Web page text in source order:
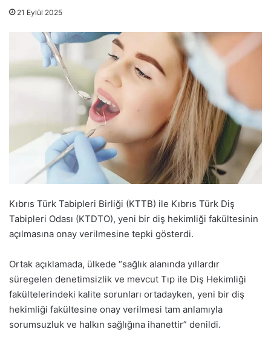
21 Eylül 2025
Kıbrıs Türk Tabipleri Birliği (KTTB) ile Kıbrıs Türk Diş
Tabipleri Odası (KTDTO), yeni bir diş hekimliği fakültesinin
açılmasına onay verilmesine tepki gösterdi.
Ortak açıklamada, ülkede “sağlık alanında yıllardır
süregelen denetimsizlik ve mevcut Tıp ile Diş Hekimliği
fakültelerindeki kalite sorunları ortadayken, yeni bir diş
hekimliği fakültesine onay verilmesi tam anlamıyla
sorumsuzluk ve halkın sağlığına ihanettir” denildi.